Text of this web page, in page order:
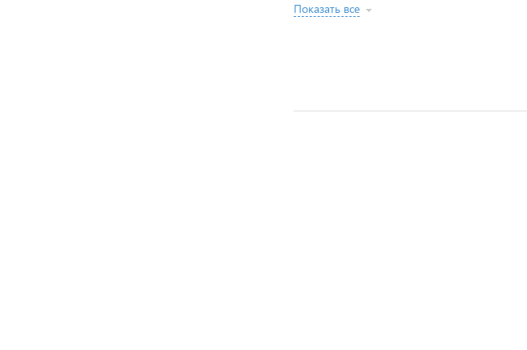
Показать все